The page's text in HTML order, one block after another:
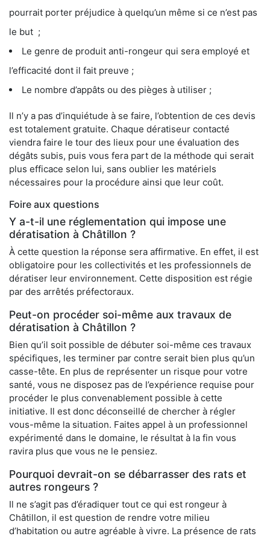
pourrait porter préjudice à quelqu’un même si ce n’est pas
le but ;
Le genre de produit anti-rongeur qui sera employé et
l’efficacité dont il fait preuve ;
Le nombre d’appâts ou des pièges à utiliser ;
Il n’y a pas d’inquiétude à se faire, l’obtention de ces devis
est totalement gratuite. Chaque dératiseur contacté
viendra faire le tour des lieux pour une évaluation des
dégâts subis, puis vous fera part de la méthode qui serait
plus efficace selon lui, sans oublier les matériels
nécessaires pour la procédure ainsi que leur coût.
Foire aux questions
Y a-t-il une réglementation qui impose une
dératisation à Châtillon ?
À cette question la réponse sera affirmative. En effet, il est
obligatoire pour les collectivités et les professionnels de
dératiser leur environnement. Cette disposition est régie
par des arrêtés préfectoraux.
Peut-on procéder soi-même aux travaux de
dératisation à Châtillon ?
Bien qu’il soit possible de débuter soi-même ces travaux
spécifiques, les terminer par contre serait bien plus qu’un
casse-tête. En plus de représenter un risque pour votre
santé, vous ne disposez pas de l’expérience requise pour
procéder le plus convenablement possible à cette
initiative. Il est donc déconseillé de chercher à régler
vous-même la situation. Faites appel à un professionnel
expérimenté dans le domaine, le résultat à la fin vous
ravira plus que vous ne le pensiez.
Pourquoi devrait-on se débarrasser des rats et
autres rongeurs ?
Il ne s’agit pas d’éradiquer tout ce qui est rongeur à
Châtillon, il est question de rendre votre milieu
d’habitation ou autre agréable à vivre. La présence de rats